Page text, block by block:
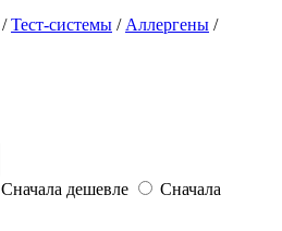
/ Тест-системы / Аллергены /
Сначала дешевле
Сначала